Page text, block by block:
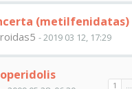
(metilfenidatas)
- 2019 03 12, 17:29
1 ...